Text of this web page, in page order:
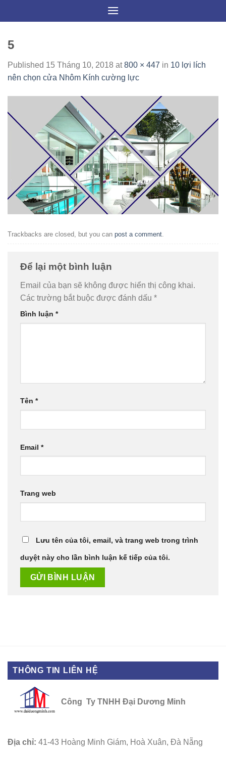
5
Published 15 Tháng 10, 2018 at800 × 447 in 10 lợi lích
nên chọn cửa Nhôm Kính cường lực
Trackbacks are closed, but you can post a comment
Để lại một bình luận
Email của bạn sẽ không được hiển thị công khai.
Các trường bắt buộc được đánh dấu *
Bình luận *
Tên *
Email *
Trang web
Lưu tên của tôi, email, và trang web trong trình
duyệt này cho lần bình luận kế tiếp của tôi.
THÔNG TIN LIÊN HỆ
Công Ty TNHH Đại Dương Minh
Địa chỉ: 41-43 Hoàng Minh Giám, Hoà Xuân, Đà Nẵng